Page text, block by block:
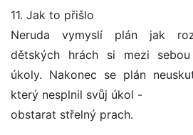
11. Jak to přišlo
Neruda vymyslí plán jak
dětských hrách si mezi
úkoly. Nakonec se plán
který nesplnil svůj úkol -
obstarat střelný prach.